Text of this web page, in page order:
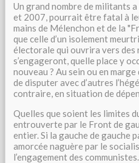
Un grand nombre de militants
et 2007, pourrait être fatal à
mains de Mélenchon et de la
que celle d’un isolement
électorale qui ouvrira vers des
s’engageront, quelle place y
nouveau ? Au sein ou en
de disputer avec d’autres
contraire, en situation de
Quelles que soient les limites
entrouverte par le Front de
entier. Si la gauche de gauche
amorcée naguère par le
l’engagement des communistes.